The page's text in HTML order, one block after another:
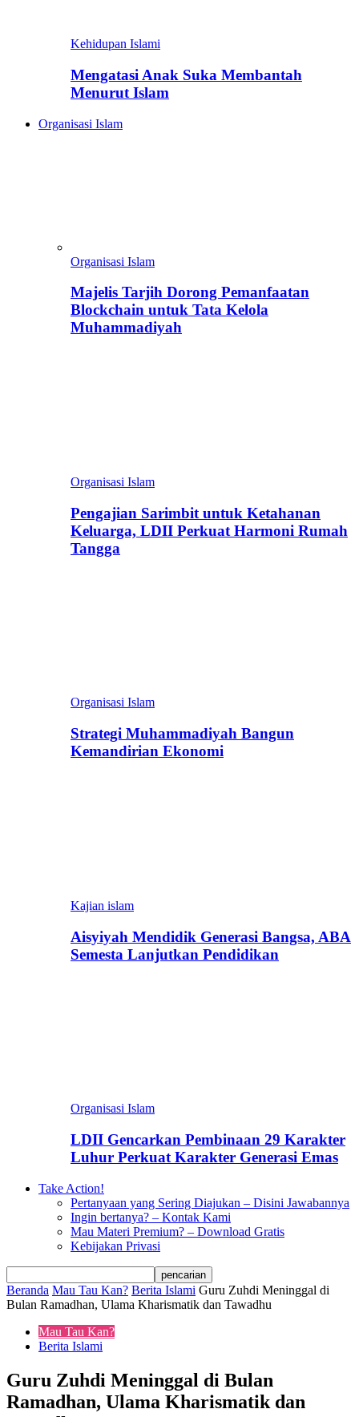
Kehidupan Islami
Mengatasi Anak Suka Membantah
Menurut Islam
Organisasi Islam
Organisasi Islam
Majelis Tarjih Dorong Pemanfaatan
Blockchain untuk Tata Kelola
Muhammadiyah
Organisasi Islam
Pengajian Sarimbit untuk Ketahanan
Keluarga, LDII Perkuat Harmoni Rumah
Tangga
Organisasi Islam
Strategi Muhammadiyah Bangun
Kemandirian Ekonomi
Kajian islam
Aisyiyah Mendidik Generasi Bangsa, ABA
Semesta Lanjutkan Pendidikan
Organisasi Islam
LDII Gencarkan Pembinaan 29 Karakter
Luhur Perkuat Karakter Generasi Emas
Take Action!
Pertanyaan yang Sering Diajukan – Disini Jawabannya
Ingin bertanya? – Kontak Kami
Mau Materi Premium? – Download Gratis
Kebijakan Privasi
Beranda Mau Tau Kan? Berita Islami Guru Zuhdi Meninggal di
Bulan Ramadhan, Ulama Kharismatik dan Tawadhu
Mau Tau Kan?
Berita Islami
Guru Zuhdi Meninggal di Bulan
Ramadhan, Ulama Kharismatik dan